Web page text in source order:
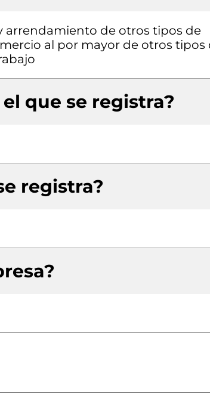
arrendamiento de otros tipos de
al por mayor de otros tipos
que se registra?
registra?